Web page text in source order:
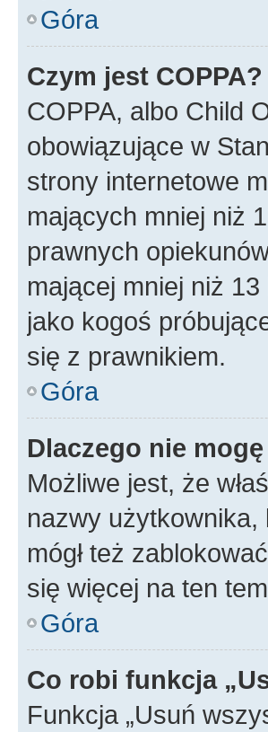
Góra
Czym jest COPPA?
COPPA, albo Child
obowiązujące w
strony internetowe
mających mniej niż
prawnych
mającej mniej niż
jako kogoś
się z prawnikiem.
Góra
Dlaczego nie
Możliwe jest, że
nazwy użytkownika,
mógł też
się więcej na ten
Góra
Co robi funkcja
Funkcja „Usuń